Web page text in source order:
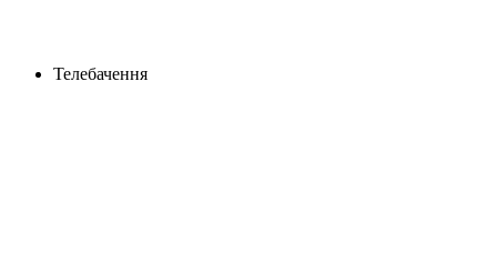
Телебачення